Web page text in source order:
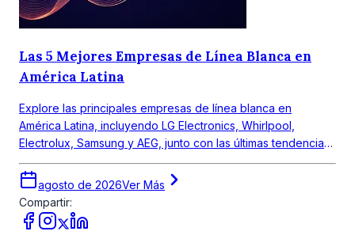
Las 5 Mejores Empresas de Línea Blanca en
América Latina
Explore las principales empresas de línea blanca en
América Latina, incluyendo LG Electronics, Whirlpool,
Electrolux, Samsung y AEG, junto con las últimas tendencias
del mercado.
agosto de 2026Ver Más
Compartir: